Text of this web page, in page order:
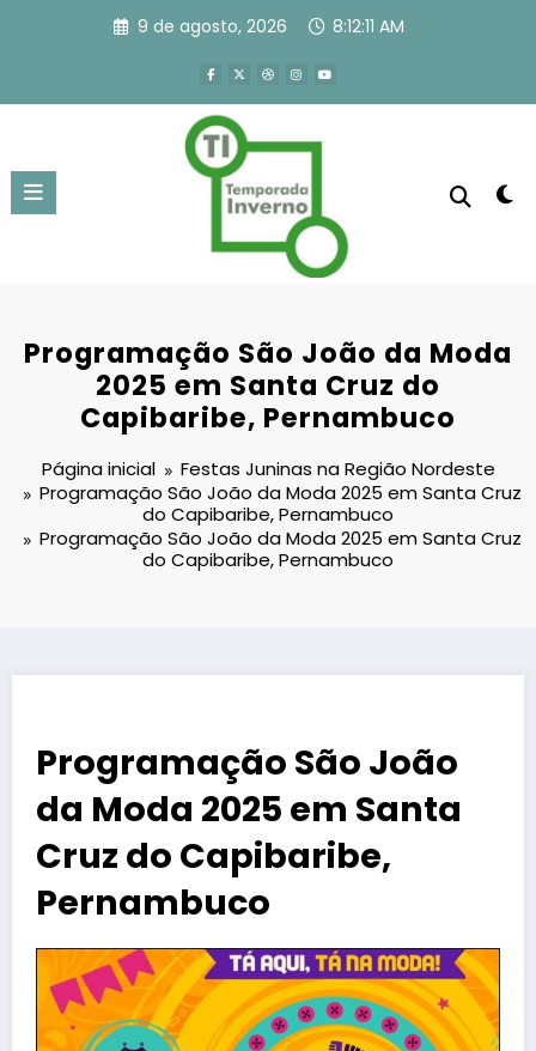
9 de agosto, 2026 8:12:12 AM
Programação São João da Moda
2025 em Santa Cruz do
Capibaribe, Pernambuco
Página inicial
Festas Juninas na Região Nordeste
Programação São João da Moda 2025 em Santa Cruz
do Capibaribe, Pernambuco
Programação São João da Moda 2025 em Santa Cruz
do Capibaribe, Pernambuco
Programação São João
da Moda 2025 em Santa
Cruz do Capibaribe,
Pernambuco